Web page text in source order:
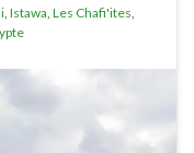
, Istawa, Les Chafi'ites,